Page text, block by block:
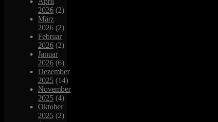
2026 (2)
März
2026 (2)
Februar
2026 (2)
Januar
2026 (6)
Dezember
2025 (14)
November
2025 (4)
Oktober
2025 (2)